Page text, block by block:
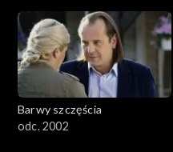
Barwy szczęścia
odc. 2002